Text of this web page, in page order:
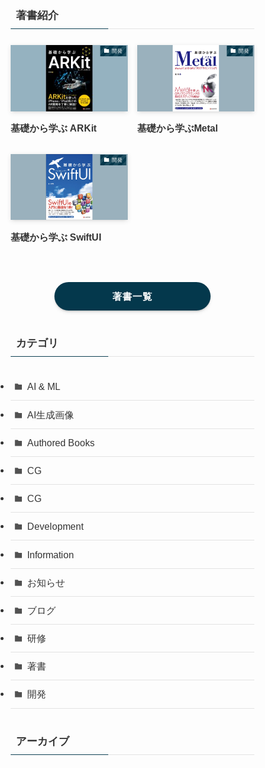
著書紹介
開発
基礎から学ぶ ARKit
開発
基礎から学ぶMetal
開発
基礎から学ぶ SwiftUI
著書一覧
カテゴリ
AI & ML
AI生成画像
Authored Books
CG
CG
Development
Information
お知らせ
ブログ
研修
著書
開発
アーカイブ